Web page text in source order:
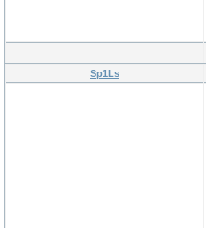
Sp1Ls